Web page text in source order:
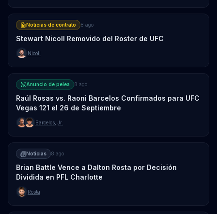
Noticias de contrato 8 ago
Stewart Nicoll Removido del Roster de UFC
Nicoll
Anuncio de pelea 8 ago
Raúl Rosas vs. Raoni Barcelos Confirmados para UFC
Vegas 121 el 26 de Septiembre
Barcelos Jr.
Noticias 8 ago
Brian Battle Vence a Dalton Rosta por Decisión
Dividida en PFL Charlotte
Rosta